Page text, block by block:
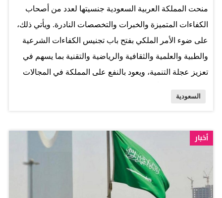
الإجراءات النظامية والعقوبات المعتمدة على المخالفين،
مؤكداً أهمية مسارعة جميع أفراد المجتمع لاستكمال تلقي
جرعات اللقاح. المصدر: الخليج
منحت المملكة العربية السعودية جنسيتها لعدد من أصحاب
الكفاءات المتميزة والخبرات والتخصصات النادرة. ويأتي ذلك،
على ضوء الأمر الملكي بفتح باب تجنيس الكفاءات الشرعية
والطبية والعلمية والثقافية والرياضية والتقنية بما يسهم في
تعزيز عجلة التنمية، ويعود بالنفع على المملكة في المجالات
السعودية
أخبار